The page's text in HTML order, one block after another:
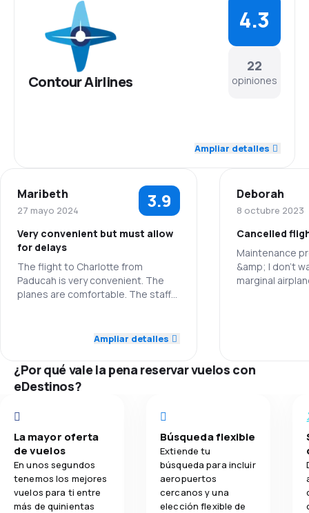
Contour Airlines
22
opiniones
4.3
Red de conexiones 4.5
Precio del billete 4.0
Comodidad de viaje 4.4
Ampliar detalles
Maribeth
27 mayo 2024 3.9
Very convenient but must allow
for delays
The flight to Charlotte from
Paducah is very convenient. The
planes are comfortable. The staff
inconvenient if you’re on a
money.
Red de conexiones
4.0
Comodidad de viaje 4.0
Transporte de equipaje 4.0
Ampliar detalles
Deborah
8 octubre 2023
Cancelled
Maintenance
&amp; I don’t
marginal
Red de
Precio del
Comodidad
Transporte
¿Por qué vale la pena reservar vuelos con
eDestinos?
La mayor oferta
de vuelos
En unos segundos
tenemos los mejores
vuelos para ti entre
más de quinientas
Búsqueda flexible
Extiende tu
búsqueda para incluir
aeropuertos
cercanos y una
elección flexible de